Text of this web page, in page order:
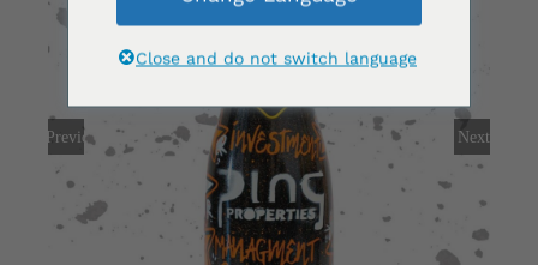
Nieuws
Over ons
Previous Next
Close and do not switch language